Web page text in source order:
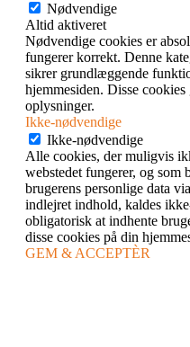
Nødvendige
Altid aktiveret
Nødvendige cookies er
fungerer korrekt. Denne
sikrer grundlæggende
hjemmesiden. Disse
oplysninger.
Ikke-nødvendige
Ikke-nødvendige
Alle cookies, der muligvis
webstedet fungerer, og som
brugerens personlige data
indlejret indhold, kaldes
obligatorisk at indhente
disse cookies på din
GEM & ACCEPTÈR